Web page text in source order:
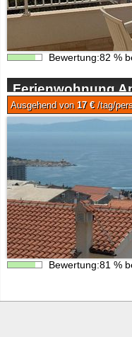
Bewertung:82 %
Ferienwohnung
Makarska
Ausgehend von 17 €/tag/
Bewertung:81 %